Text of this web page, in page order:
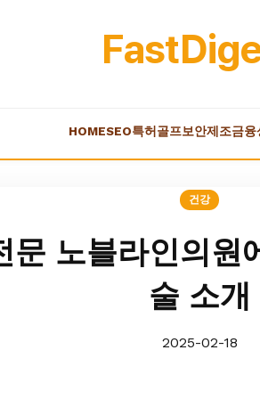
HOMESEO특허 골프보안제조금융
건강
문 노블라인의원
술 소개
2025-02-18